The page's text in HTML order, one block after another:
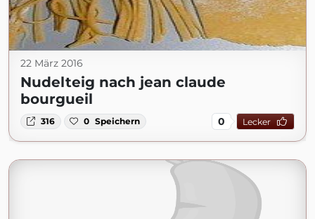
22 März 2016
Nudelteig nach jean claude
bourgueil
316 0 Speichern 0 Lecker